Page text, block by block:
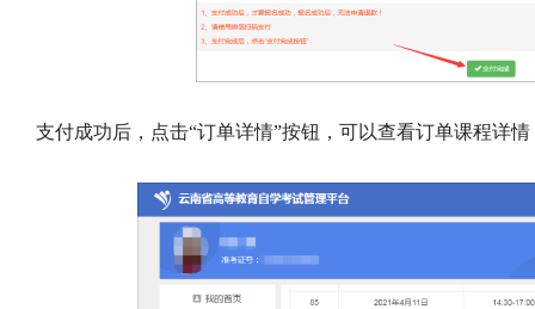
支付成功后，点击“订单详情”按钮，可以查看订单课程详情